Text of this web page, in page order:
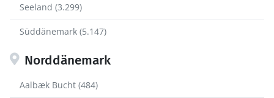
Seeland (3.299)
Süddänemark (5.147)
Norddänemark
Aalbæk Bucht (484)